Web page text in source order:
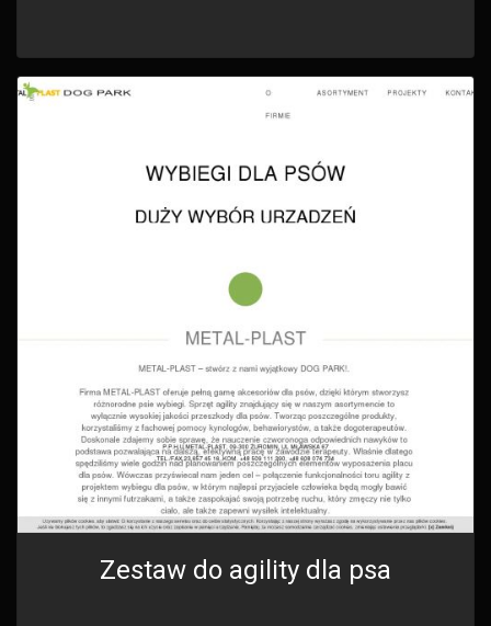
Zestaw do agility dla psa